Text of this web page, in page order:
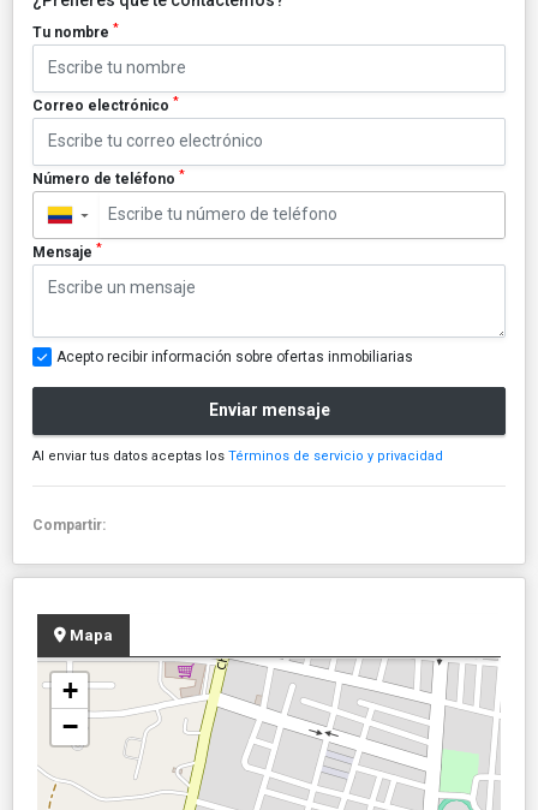
Tu nombre *
Correo electrónico *
Número de teléfono *
▼
Mensaje *
Acepto recibir información sobre ofertas inmobiliarias
Enviar mensaje
Al enviar tus datos aceptas los Términos de servicio y privacidad
Compartir:
Mapa
+
−